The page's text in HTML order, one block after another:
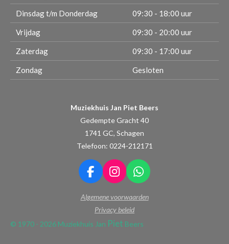
Dinsdag t/m Donderdag 09:30 - 18:00 uur
Vrijdag 09:30 - 20:00 uur
Zaterdag 09:30 - 17:00 uur
Zondag Gesloten
Muziekhuis Jan Piet Beers
Gedempte Gracht 40
1741 GC, Schagen
Telefoon: 0224-212171
F
a
c
b
I
n
s
t
a
W
h
a
s
Algemene voorwaarden
Privacy beleid
© 1970 - 2026 Muziekhuis Jan Piet Beers